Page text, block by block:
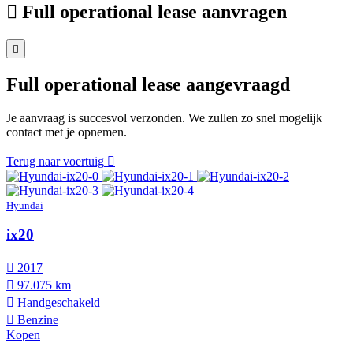
Full operational lease aanvragen
Full operational lease aangevraagd
Je aanvraag is succesvol verzonden. We zullen zo snel mogelijk
contact met je opnemen.
Terug naar voertuig
Hyundai
ix20
2017
97.075 km
Hand­geschakeld
Benzine
Kopen